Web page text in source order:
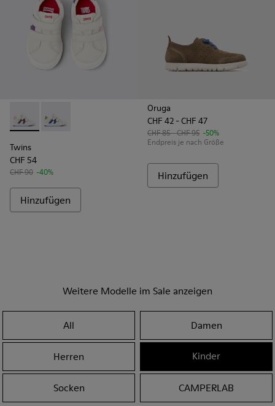
Twins - K800559-002 - Weißer Ledersneaker
Twins - K800559-001
Twins
CHF 54
CHF 90 -40%
Hinzufügen
Oruga
CHF 42 - CHF 47
CHF 85 - CHF 95 -50%
Endpreis je nach Größe
Hinzufügen
Weitere Modelle im Sale anzeigen
All Damen
Herren Kinder
Socken CAMPERLAB